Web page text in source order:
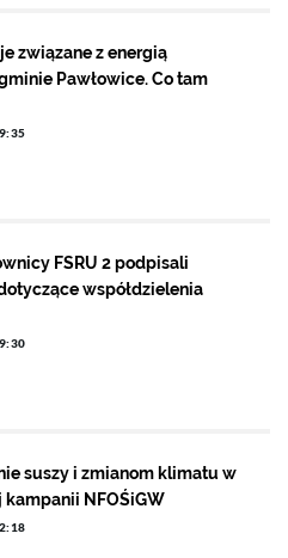
związane z energią
Pawłowice. Co tam
FSRU 2 podpisali
współdzielenia
suszy i zmianom klimatu w
NFOŚiGW